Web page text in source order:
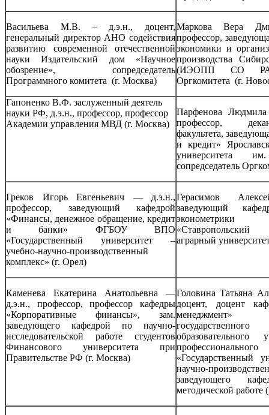
Васильева М.В. – д.э.н., доцент,
генеральный директор АНО содействия
развитию современной отечественной
науки Издательский дом «Научное
обозрение», сопредседатель
Программного комитета (г. Москва)
Маркова Вера
профессор,
экономики и
производства
(ИЭОПП СО РАН),
Оргкомитета (г.
Гапоненко В.Ф. заслуженный деятель
науки РФ, д.э.н., профессор, профессор
Академии управления МВД (г. Москва)
Парфенова
профессор,
факультета,
и кредит»
университета
сопредседатель
Греков Игорь Евгеньевич — д.э.н.,
профессор, заведующий кафедрой
«Финансы, денежное обращение, кредит
и банки» ФГБОУ ВПО
«Государственный университет –
учебно-научно-производственный
комплекс» (г. Орел)
Герасимов
заведующий
аграрный
Каменева Екатерина Анатольевна —
д.э.н., профессор, профессор кафедры
«Корпоративные финансы», зам.
заведующего кафедрой по научно-
исследовательской работе студентов
Финансового университета при
Правительстве РФ (г. Москва)
Головина Татьяна
доцент, доцент
менеджмент»
образовательного
«Государственный
научно-
заведующего
методической работе